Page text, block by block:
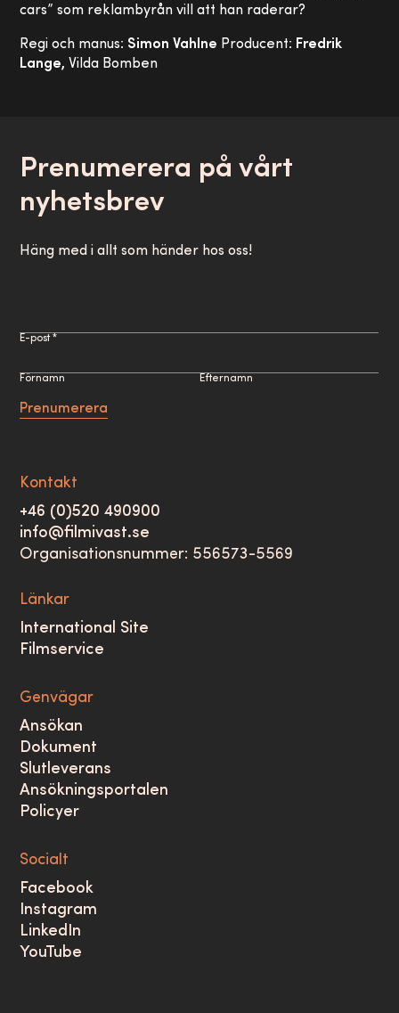
cars” som reklambyrån vill att han raderar?
Regi och manus: Simon Vahlne Producent: Fredrik
Lange, Vilda Bomben
Prenumerera på vårt
nyhetsbrev
Häng med i allt som händer hos oss!
E-post *
Förnamn Efternamn
Prenumerera
Kontakt
+46 (0)520 490900
info@filmivast.se
Organisationsnummer: 556573-5569
Länkar
International Site
Filmservice
Genvägar
Ansökan
Dokument
Slutleverans
Ansökningsportalen
Policyer
Socialt
Facebook
Instagram
LinkedIn
YouTube